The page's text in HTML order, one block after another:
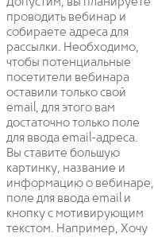
Допустим, вы планируете
проводить вебинар и
собираете адреса для
рассылки. Необходимо,
чтобы потенциальные
посетители вебинара
оставили только свой
email, для этого вам
достаточно только поле
для ввода email-адреса.
Вы ставите большую
картинку, название и
информацию о вебинаре,
поле для ввода email и
кнопку с мотивирующим
текстом. Например, Хочу